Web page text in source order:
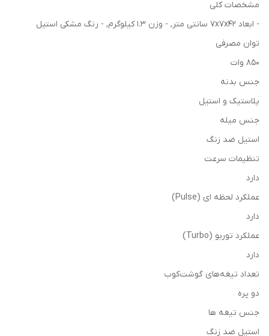
مشخصات کلی
- ابعاد 7x7x42 سانتی‌ متر, - وزن 1.3 کیلوگرم, - رنگ مشکی استیل
توان مصرفی
850 وات
جنس بدنه
پلاستیک و استیل
جنس میله
استیل ضد زنگ
تنظیمات سرعت
دارد
عملکرد لحظه ای (Pulse)
دارد
عملکرد توربو (Turbo)
دارد
تعداد تیغه‌های گوشت‌کوب
دو پره
جنس تیغه ها
استیل ضد زنگ